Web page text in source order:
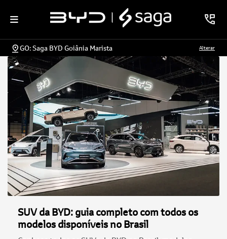
GO: Saga BYD Goiânia Marista Alterar
SUV da BYD: guia completo com todos os
modelos disponíveis no Brasil